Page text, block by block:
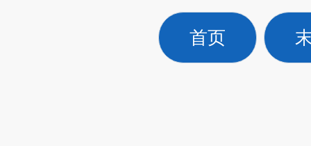
首页